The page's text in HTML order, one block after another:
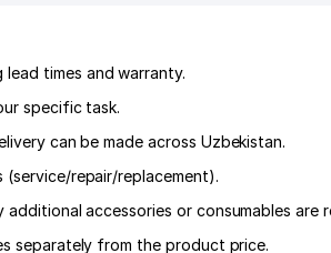
times and warranty.
specific task.
can be made across Uzbekistan.
repair/replacement).
accessories or consumables are
separately from the product price.